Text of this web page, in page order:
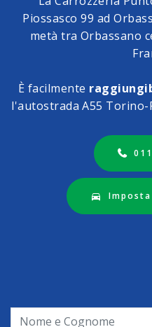
Piossasco 99 ad
metà tra Orbassano
È facilmente
l'autostrada A55 Torino-